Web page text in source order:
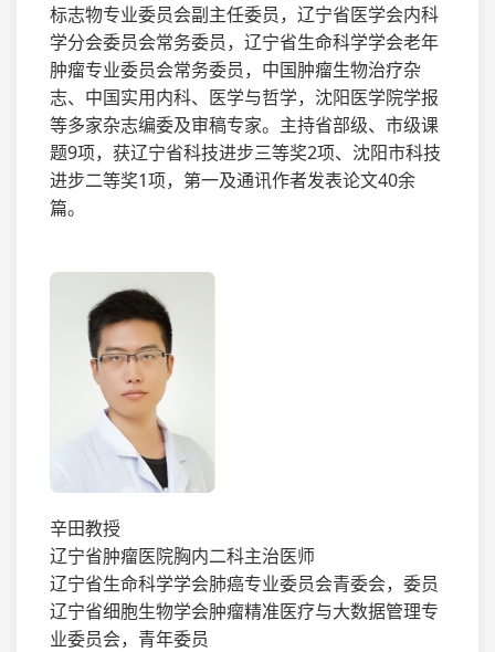
标志物专业委员会副主任委员，辽宁省医学会内科
学分会委员会常务委员，辽宁省生命科学学会老年
肿瘤专业委员会常务委员，中国肿瘤生物治疗杂
志、中国实用内科、医学与哲学，沈阳医学院学报
等多家杂志编委及审稿专家。主持省部级、市级课
题9项，获辽宁省科技进步三等奖2项、沈阳市科技
进步二等奖1项，第一及通讯作者发表论文40余
篇。
辛田教授
辽宁省肿瘤医院胸内二科主治医师
辽宁省生命科学学会肺癌专业委员会青委会，委员
辽宁省细胞生物学会肿瘤精准医疗与大数据管理专
业委员会，青年委员